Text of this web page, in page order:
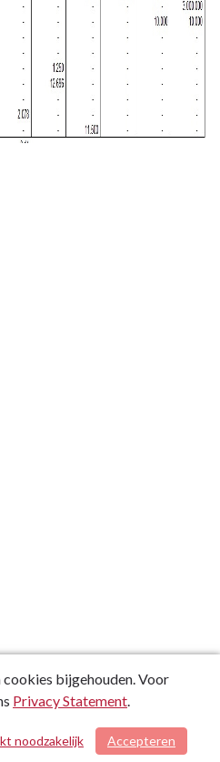
/ 62
bijgehouden. Voor
Privacy Statement.
Accepteren
noodzakelijk